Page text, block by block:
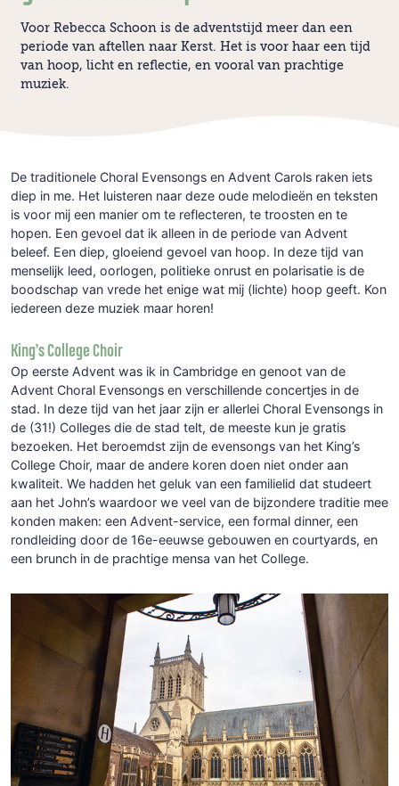
Voor Rebecca Schoon is de adventstijd meer dan een
periode van aftellen naar Kerst. Het is voor haar een tijd
van hoop, licht en reflectie, en vooral van prachtige
muziek.
De traditionele Choral Evensongs en Advent Carols raken iets
diep in me. Het luisteren naar deze oude melodieën en teksten
is voor mij een manier om te reflecteren, te troosten en te
hopen. Een gevoel dat ik alleen in de periode van Advent
beleef. Een diep, gloeiend gevoel van hoop. In deze tijd van
menselijk leed, oorlogen, politieke onrust en polarisatie is de
boodschap van vrede het enige wat mij (lichte) hoop geeft. Kon
iedereen deze muziek maar horen!
King’s College Choir
Op eerste Advent was ik in Cambridge en genoot van de
Advent Choral Evensongs en verschillende concertjes in de
stad. In deze tijd van het jaar zijn er allerlei Choral Evensongs in
de (31!) Colleges die de stad telt, de meeste kun je gratis
bezoeken. Het beroemdst zijn de evensongs van het King’s
College Choir, maar de andere koren doen niet onder aan
kwaliteit. We hadden het geluk van een familielid dat studeert
aan het John’s waardoor we veel van de bijzondere traditie mee
konden maken: een Advent-service, een formal dinner, een
rondleiding door de 16e-eeuwse gebouwen en courtyards, en
een brunch in de prachtige mensa van het College.